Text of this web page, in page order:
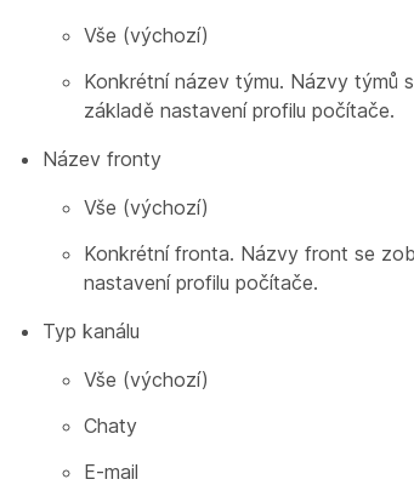
Vše (výchozí)
Konkrétní název týmu. Názvy týmů
základě nastavení profilu počítače.
Název fronty
Vše (výchozí)
Konkrétní fronta. Názvy front se
nastavení profilu počítače.
Typ kanálu
Vše (výchozí)
Chaty
E-mail